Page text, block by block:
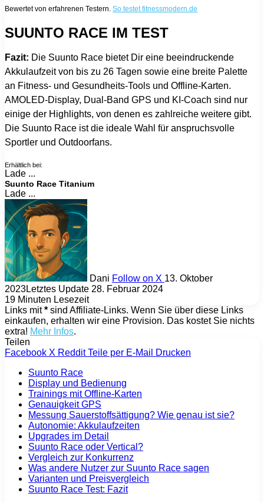
Bewertet von erfahrenen Testern. So testet fitnessmodern.de
SUUNTO RACE IM TEST
Fazit: Die Suunto Race bietet Dir eine beeindruckende
Akkulaufzeit von bis zu 26 Tagen sowie eine breite Palette
an Fitness- und Gesundheits-Tools und Offline-Karten.
AMOLED-Display, Dual-Band GPS und KI-Coach sind nur
einige der Highlights, von denen es zahlreiche weitere gibt.
Die Suunto Race ist die ideale Wahl für anspruchsvolle
Sportler und Outdoorfans.
Erhältlich bei:
Lade ...
Suunto Race Titanium
Lade ...
Dani Follow on X 13. Oktober
2023Letztes Update 28. Februar 2024
19 Minuten Lesezeit
Links mit* sind Affiliate-Links. Wenn Sie über diese Links
einkaufen, erhalten wir eine Provision. Das kostet Sie nichts
extra! Mehr Infos.
Teilen
Facebook X Reddit Teile per E-Mail
Drucken
Suunto Race
Display und Bedienung
Trainings mit Offline-Karten
Genauigkeit GPS
Messung Sauerstoffsättigung? Wie genau ist sie?
Autonomie: Akkulaufzeiten
Upgrades im Detail
Suunto Race oder Vertical?
Vergleich zur Konkurrenz
Was andere Nutzer zur Suunto Race sagen
Varianten und Preisvergleich
Suunto Race Test: Fazit